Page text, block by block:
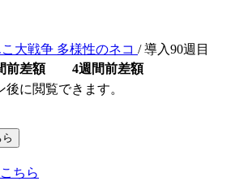
大戦争 多様性のネコ / 導入90週目
前差額
4週間前差額
に閲覧できます。